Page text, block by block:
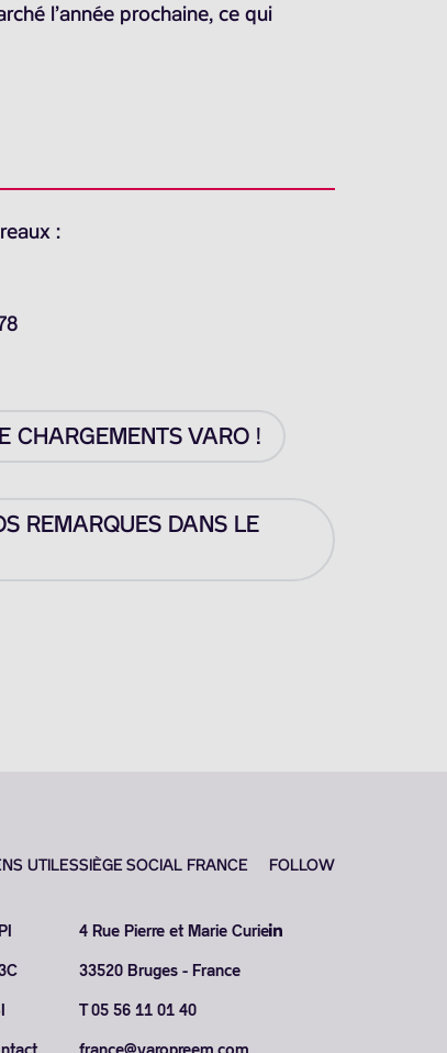
l’année prochaine, ce qui
:
CHARGEMENTS VARO !
REMARQUES DANS LE
UTILESSIÈGE SOCIAL FRANCE
4 Rue Pierre et Marie Curie
33520 Bruges - France
T 05 56 11 01 40
FOLLOW